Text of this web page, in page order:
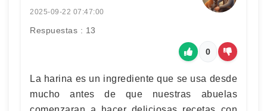
2025-09-22 07:47:00
Respuestas : 13
0
La harina es un ingrediente que se usa desde
mucho antes de que nuestras abuelas